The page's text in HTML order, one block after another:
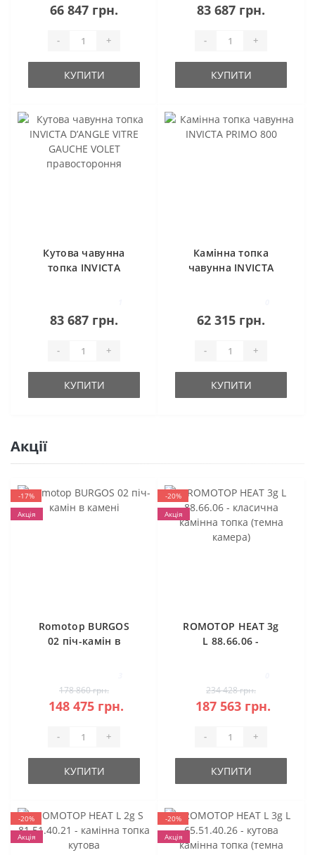
66 847 грн.
- +
КУПИТИ
83 687 грн.
- +
КУПИТИ
Кутова чавунна
топка INVICTA
83 687 грн.
- +
КУПИТИ
Камінна топка
чавунна INVICTA
62 315 грн.
- +
КУПИТИ
Акції
-17%
Акція
Romotop BURGOS
02 піч-камін в
178 860 грн.
148 475 грн.
- +
КУПИТИ
-20%
Акція
ROMOTOP HEAT 3g
L 88.66.06 -
камера)
234 428 грн.
187 563 грн.
- +
КУПИТИ
-20%
Акція
-20%
Акція